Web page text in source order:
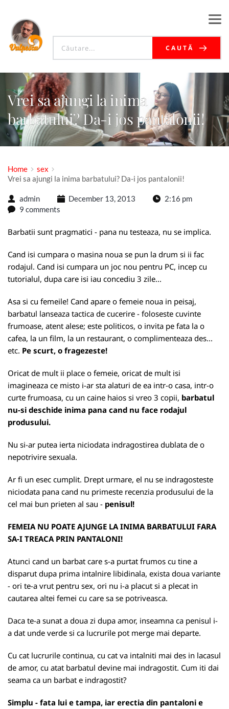
CAUTĂ
Vrei sa ajungi la inima
barbatului? Da-i jos pantalonii!
Home
sex
Vrei sa ajungi la inima barbatului? Da-i jos pantalonii!
admin December 13, 2013
2:16 pm
9 comments
Barbatii sunt pragmatici - pana nu testeaza, nu se implica.
Cand isi cumpara o masina noua se pun la drum si ii fac
rodajul. Cand isi cumpara un joc nou pentru PC, incep cu
tutorialul, dupa care isi iau concediu 3 zile...
Asa si cu femeile! Cand apare o femeie noua in peisaj,
barbatul lanseaza tactica de cucerire - foloseste cuvinte
frumoase, atent alese; este politicos, o invita pe fata la o
cafea, la un film, la un restaurant, o complimenteaza des...
etc. Pe scurt, o fragezeste!
Oricat de mult ii place o femeie, oricat de mult isi
imagineaza ce misto i-ar sta alaturi de ea intr-o casa, intr-o
curte frumoasa, cu un caine haios si vreo 3 copii, barbatul
nu-si deschide inima pana cand nu face rodajul
produsului.
Nu si-ar putea ierta niciodata indragostirea dublata de o
nepotrivire sexuala.
Ar fi un esec cumplit. Drept urmare, el nu se indragosteste
niciodata pana cand nu primeste recenzia produsului de la
cel mai bun prieten al sau - penisul!
FEMEIA NU POATE AJUNGE LA INIMA BARBATULUI FARA
SA-I TREACA PRIN PANTALONI!
Atunci cand un barbat care s-a purtat frumos cu tine a
disparut dupa prima intalnire libidinala, exista doua variante
- ori te-a vrut pentru sex, ori nu i-a placut si a plecat in
cautarea altei femei cu care sa se potriveasca.
Daca te-a sunat a doua zi dupa amor, inseamna ca penisul i-
a dat unde verde si ca lucrurile pot merge mai departe.
Cu cat lucrurile continua, cu cat va intalniti mai des in lacasul
de amor, cu atat barbatul devine mai indragostit. Cum iti dai
seama ca un barbat e indragostit?
Simplu - fata lui e tampa, iar erectia din pantaloni e